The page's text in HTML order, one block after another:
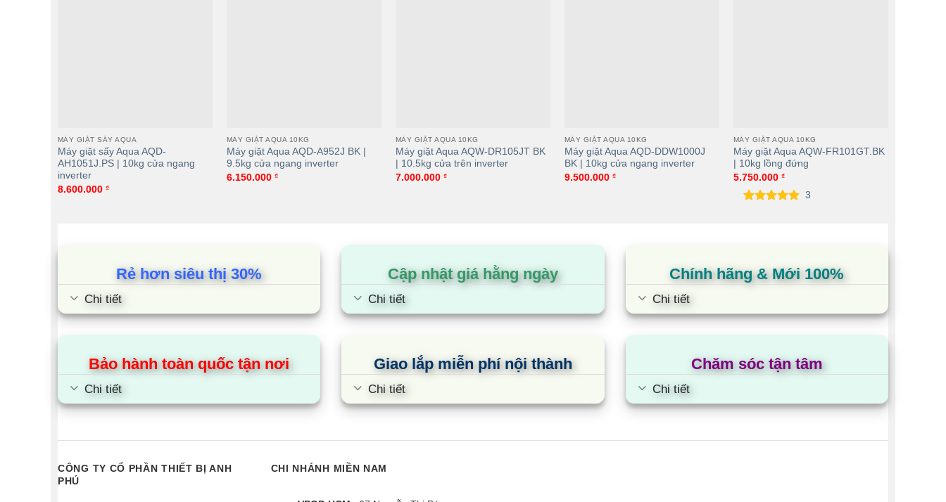
MÁY GIẶT SẤY AQUA
Máy giặt sấy Aqua AQD-
AH1051J.PS | 10kg cửa ngang
inverter
8.600.000 ₫
MÁY GIẶT AQUA 10KG
Máy giặt Aqua AQD-A952J BK |
9.5kg cửa ngang inverter
6.150.000 ₫
MÁY GIẶT AQUA 10KG
Máy giặt Aqua AQW-DR105JT BK
| 10.5kg cửa trên inverter
7.000.000 ₫
MÁY GIẶT AQUA 10KG
Máy giặt Aqua AQD-DDW1000J
BK | 10kg cửa ngang inverter
9.500.000 ₫
MÁY GIẶT AQUA 10KG
Máy giặt Aqua AQW-FR101GT.BK
| 10kg lồng đứng
5.750.000 ₫
3
Rẻ hơn siêu thị 30%
Chi tiết
Cập nhật giá hằng ngày
Chi tiết
Chính hãng & Mới 100%
Chi tiết
Bảo hành toàn quốc tận nơi
Chi tiết
Giao lắp miễn phí nội thành
Chi tiết
Chăm sóc tận tâm
Chi tiết
CÔNG TY CỔ PHẦN THIẾT BỊ ANH
PHÚ
CHI NHÁNH MIỀN NAM